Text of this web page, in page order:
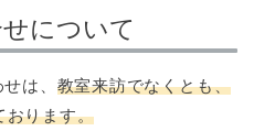
について
は、 教室来訪でなくとも、
おります。